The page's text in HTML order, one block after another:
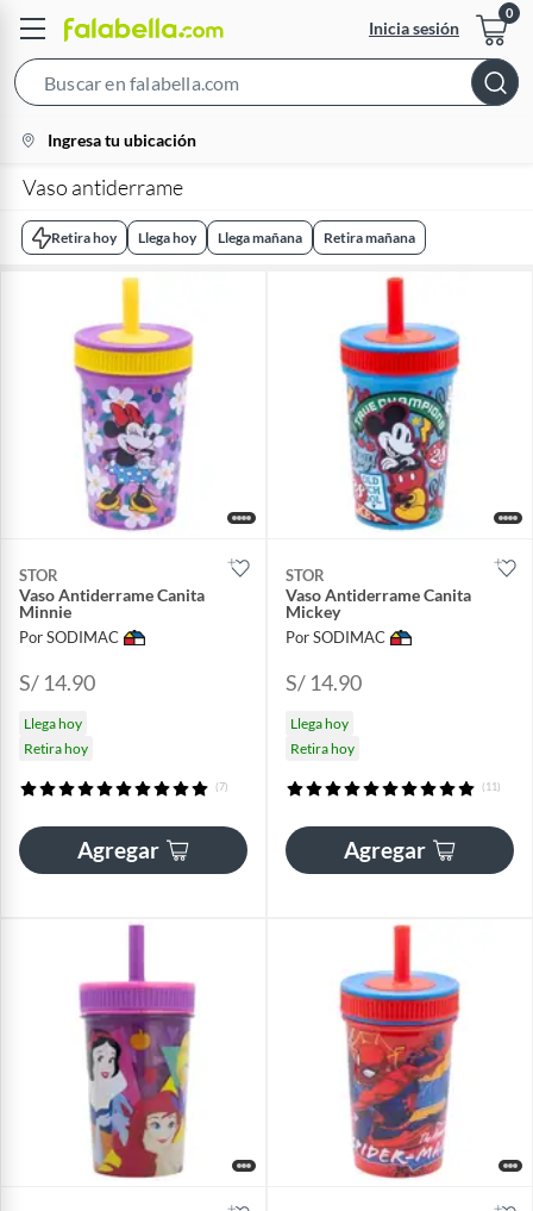
Inicia sesión
Bar
location-
icon
Ingresa tu ubicación
Vaso antiderrame
Retira hoy Llega hoy Llega mañana Retira mañana
STOR
Vaso Antiderrame Canita
Minnie
Por SODIMAC
S/ 14.90
Llega hoy
Retira hoy
(7)
Agregar
STOR
Vaso Antiderrame Canita
Mickey
Por SODIMAC
S/ 14.90
Llega hoy
Retira hoy
(11)
Agregar